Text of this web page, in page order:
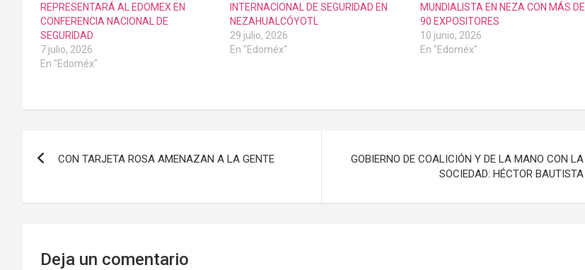
REPRESENTARÁ AL EDOMEX EN
CONFERENCIA NACIONAL DE
SEGURIDAD
7 julio, 2026
En "Edoméx"
INTERNACIONAL DE SEGURIDAD EN
NEZAHUALCÓYOTL
29 julio, 2026
En "Edoméx"
MUNDIALISTA EN NEZA CON MÁS DE
90 EXPOSITORES
10 junio, 2026
En "Edoméx"
entradas
CON TARJETA ROSA AMENAZAN A LA GENTE
GOBIERNO DE COALICIÓN Y DE LA MANO CON LA
SOCIEDAD: HÉCTOR BAUTISTA
Deja un comentario